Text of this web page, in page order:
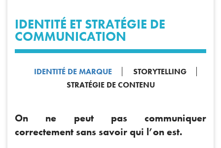
IDENTITÉ ET STRATÉGIE DE
COMMUNICATION
IDENTITÉ DE MARQUE
STORYTELLING
STRATÉGIE DE CONTENU
On ne peut pas communiquer
correctement sans savoir qui l’on est.